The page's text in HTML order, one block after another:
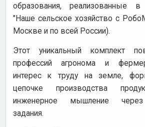
образования, реализованные в
"Наше сельское хозяйство с
Москве и по всей России).
Этот уникальный комплект
профессий агронома и
интерес к труду на земле,
цепочке производства
инженерное мышление через
задания.